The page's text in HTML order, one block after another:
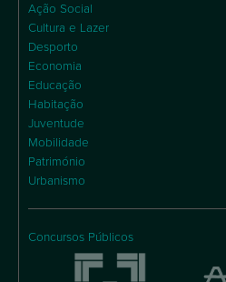
Ação Social
Cultura e Lazer
Desporto
Economia
Educação
Habitação
Juventude
Mobilidade
Património
Urbanismo
Concursos Públicos